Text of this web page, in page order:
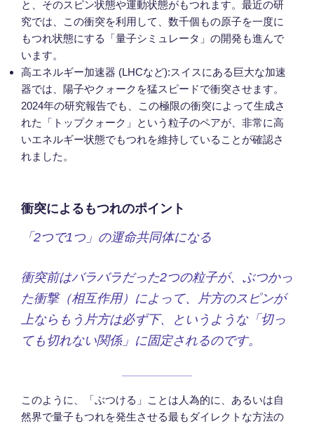
と、そのスピン状態や運動状態がもつれます。最近の研
究では、この衝突を利用して、数千個もの原子を一度に
もつれ状態にする「量子シミュレータ」の開発も進んで
います。
高エネルギー加速器 (LHCなど):スイスにある巨大な加速
器では、陽子やクォークを猛スピードで衝突させます。
2024年の研究報告でも、この極限の衝突によって生成さ
れた「トップクォーク」という粒子のペアが、非常に高
いエネルギー状態でもつれを維持していることが確認さ
れました。
衝突によるもつれのポイント
「2つで1つ」の運命共同体になる
衝突前はバラバラだった2つの粒子が、ぶつかっ
た衝撃（相互作用）によって、片方のスピンが
上ならもう片方は必ず下、というような「切っ
ても切れない関係」に固定されるのです。
このように、「ぶつける」ことは人為的に、あるいは自
然界で量子もつれを発生させる最もダイレクトな方法の